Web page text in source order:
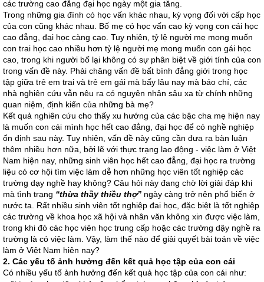
các trường cao đẳng đại học ngày một gia tăng.
Trong những gia đình có học vấn khác nhau, kỳ vọng đối với cấp học
của con cũng khác nhau. Bố mẹ có học vấn cao kỳ vọng con cái học
cao đẳng, đại học càng cao. Tuy nhiên, tỷ lệ người mẹ mong muốn
con trai học cao nhiều hơn tỷ lệ người mẹ mong muốn con gái học
cao, trong khi người bố lại không có sự phân biệt về giới tính của con
trong vấn đề này. Phải chăng vấn đề bất bình đẳng giới trong học
tập giữa trẻ em trai và trẻ em gái mà bấy lâu nay mà báo chí, các
nhà nghiên cứu vẫn nêu ra có nguyên nhân sâu xa từ chính những
quan niệm, định kiến của những bà mẹ?
Kết quả nghiên cứu cho thấy xu hướng của các bậc cha mẹ hiện nay
là muốn con cái mình học hết cao đẳng, đại học để có nghề nghiệp
ổn định sau này. Tuy nhiên, vấn đề này cũng cần đưa ra bàn luận
thêm nhiều hơn nữa, bởi lẽ với thực trạng lao động - việc làm ở Việt
Nam hiện nay, những sinh viên học hết cao đẳng, đại học ra trường
liệu có cơ hội tìm việc làm dễ hơn những học viên tốt nghiệp các
trường dạy nghề hay không? Câu hỏi này đang chờ lời giải đáp khi
mà tình trạng “thừa thầy thiều thợ” ngày càng trở nên phổ biến ở
nước ta. Rất nhiều sinh viên tốt nghiệp đai học, đặc biệt là tốt nghiệp
các trường về khoa học xã hội và nhân văn không xin được việc làm,
trong khi đó các học viên học trung cấp hoặc các trường dậy nghề ra
trường là có việc làm. Vậy, làm thế nào để giải quyết bài toán về việc
làm ở Việt Nam hiên nay?
2. Các yếu tố ảnh hưởng đến kết quả học tập của con cái
Có nhiều yếu tố ảnh hưởng đến kết quả học tập của con cái như: